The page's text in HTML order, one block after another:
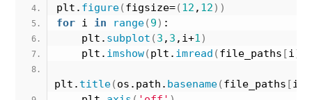
plt. figure(figsize=(12 , 12))
for i in range(9) :
    plt.
subplot (3 , 3 ,i+1 )
    plt.
imshow(plt. imread (file_paths [i
plt. title(os.path. basename(file_paths [i